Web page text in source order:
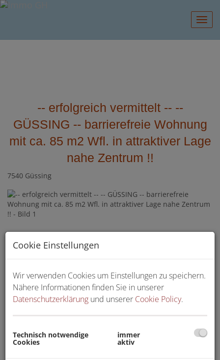
-- erfolgreich vermittelt -- --
GÜSSING -- barrierefreie Wohnung
mit ca. 85 m2 Wfl. in attraktiver Lage
nahe Zentrum !!
7540 Güssing
Cookie Einstellungen
Wir verwenden Cookies um Einstellungen zu speichern.
Nähere Informationen finden Sie in unserer
Datenschutzerklärung und unserer Cookie Policy.
Technisch notwendige
Cookies
immer
aktiv